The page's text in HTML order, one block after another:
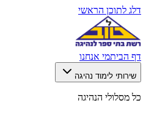
דלג לתוכן הראשי
דף הביתמי אנחנו
שירותי לימוד נהיגה
כל מסלולי הנהיגה